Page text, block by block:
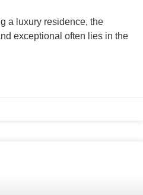
a luxury residence, the
exceptional often lies in the